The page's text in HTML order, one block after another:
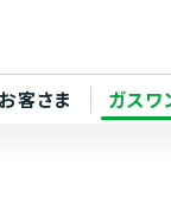
客さま ガスワ